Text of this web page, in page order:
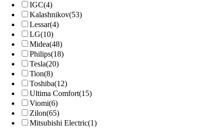
IGC(4)
Kalashnikov(53)
Lessar(4)
LG(10)
Midea(48)
Philips(18)
Tesla(20)
Tion(8)
Toshiba(12)
Ultima Comfort(15)
Viomi(6)
Zilon(65)
Mitsubishi Electric(1)